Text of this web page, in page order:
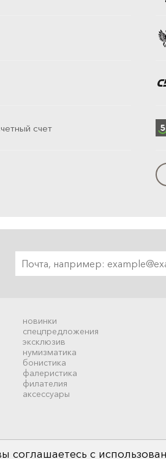
счет
новинки
спецпредложения
эксклюзив
нумизматика
бонистика
фалеристика
филателия
аксессуары
соглашаетесь с